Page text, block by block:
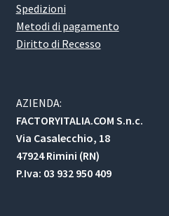
Spedizioni
Metodi di pagamento
Diritto di Recesso
AZIENDA:
FACTORYITALIA.COM S.n.c.
Via Casalecchio, 18
47924 Rimini (RN)
P.Iva: 03 932 950 409